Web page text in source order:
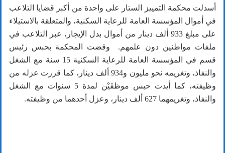
أسدلت محكمة التمييز الستار على واحدة من أكبر قضايا التلاعب
في أموال المؤسسة العامة للرعاية السكنية، والمتعلقة بالاستيلاء
على مبلغ 933 ألف دينار من أموال بدل الإيجار، عبر التلاعب في
ملفات مواطنين دون علمهم. وقضت المحكمة بحبس رئيس
قسم في المؤسسة العامة للرعاية السكنية 15 سنة مع الشغل
والنفاذ، وتغريمه نحو مليون و934 ألف دينار، كما قررت عزله من
وظيفته، كما أيدت حبس موظفَيْن لمدة 5 سنوات مع الشغل
والنفاذ، وتغريمهما 627 ألف دينار، وعزل أحدهما من وظيفته.